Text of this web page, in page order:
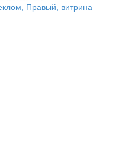
Правый, витрина